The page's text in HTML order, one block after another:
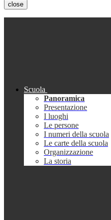
close
Scuola
Panoramica
Presentazione
I luoghi
Le persone
I numeri della scuola
Le carte della scuola
Organizzazione
La storia